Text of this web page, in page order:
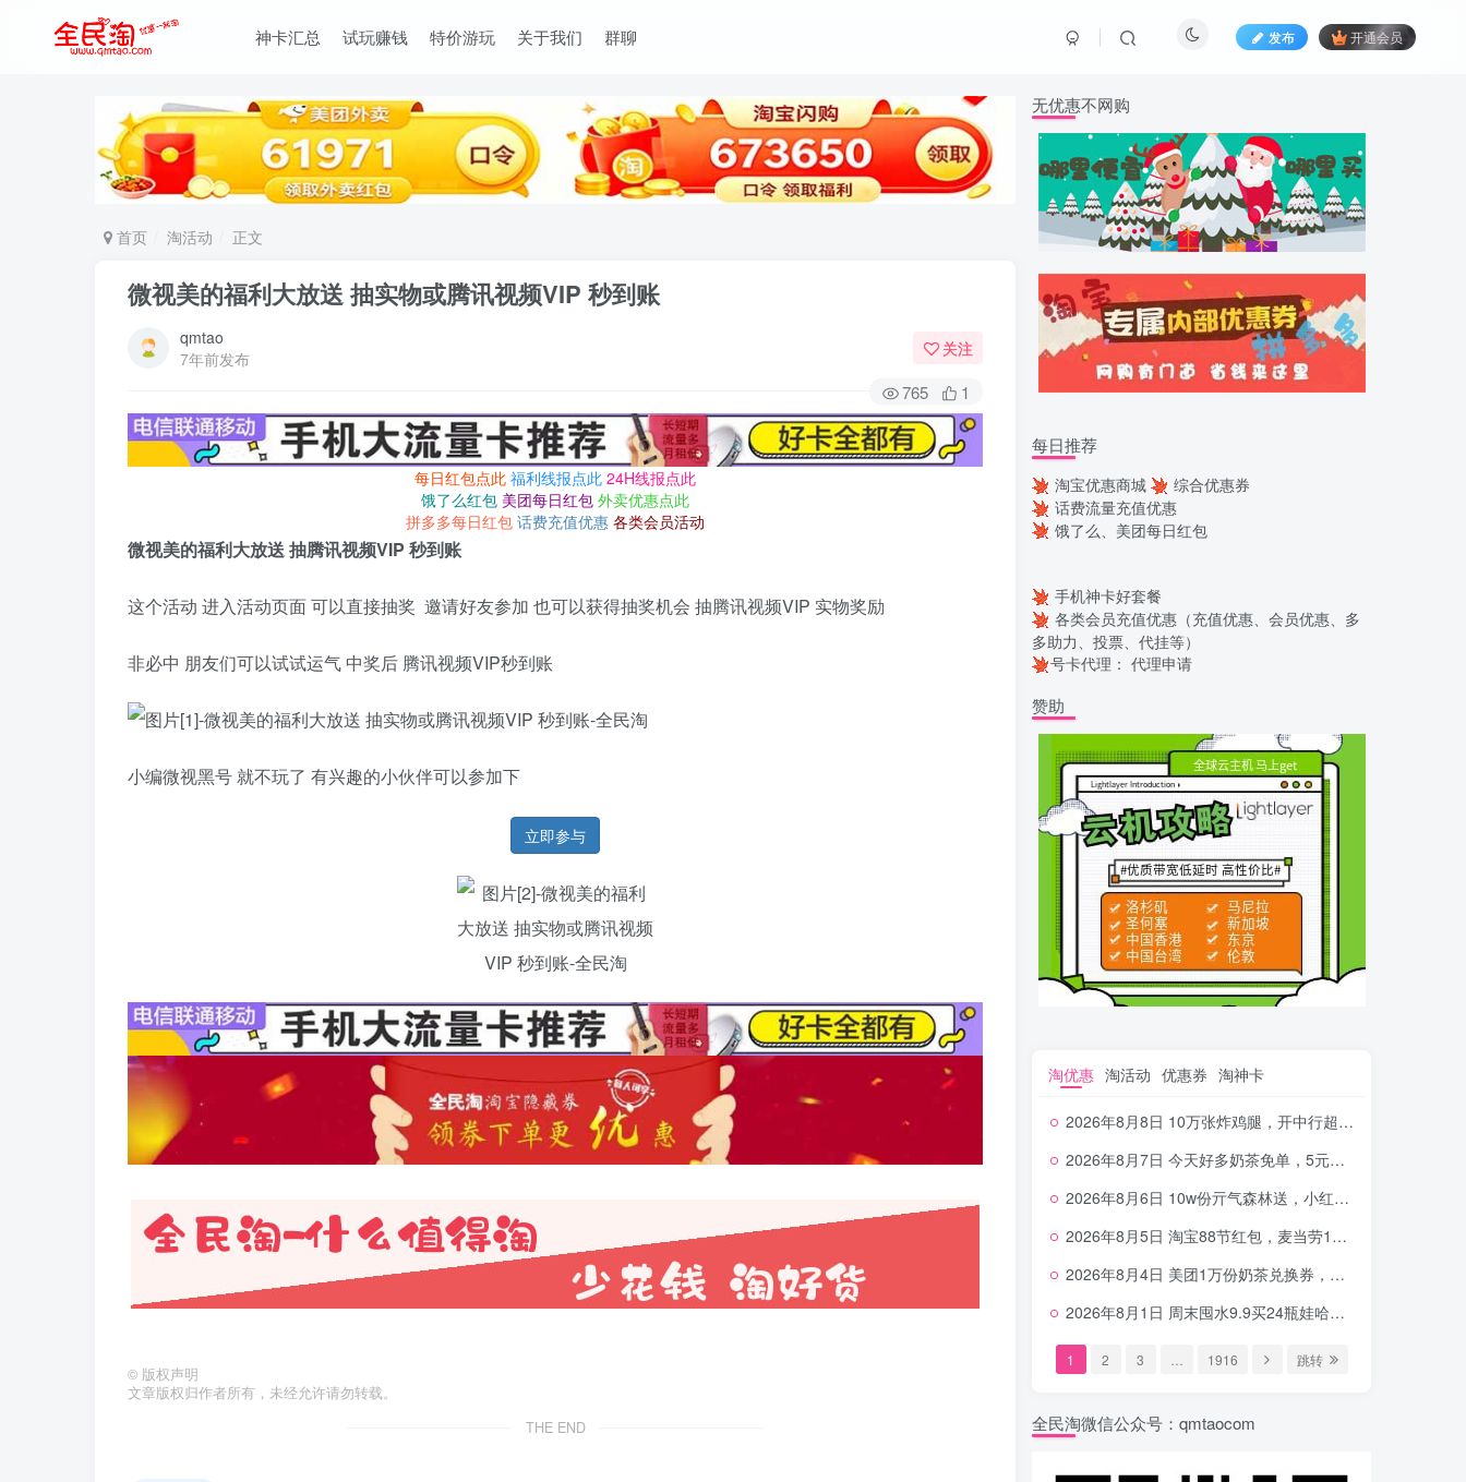
神卡汇总 试玩赚钱 特价游玩 关于我们 群聊 发布 开通会员
首页 淘活动 正文
微视美的福利大放送 抽实物或腾讯视频VIP 秒到账
qmtao
7年前发布
关注
765 1
每日红包点此 福利线报点此 24H线报点此
饿了么红包 美团每日红包 外卖优惠点此
拼多多每日红包 话费充值优惠 各类会员活动
微视美的福利大放送 抽腾讯视频VIP 秒到账
这个活动 进入活动页面 可以直接抽奖 邀请好友参加 也可以获得抽奖机会 抽腾讯视频VIP 实物奖励
非必中 朋友们可以试试运气 中奖后 腾讯视频VIP秒到账
小编微视黑号 就不玩了 有兴趣的小伙伴可以参加下
立即参与
© 版权声明
文章版权归作者所有，未经允许请勿转载。
THE END
无优惠不网购
每日推荐
淘宝优惠商城
综合优惠券
话费流量充值优惠
饿了么、美团每日红包
手机神卡好套餐
各类会员充值优惠（充值优惠、会员优惠、多
多助力、投票、代挂等）
号卡代理： 代理申请
赞助
淘优惠 淘活动 优惠券 淘神卡
2026年8月8日 10万张炸鸡腿，开中行超给利，美团奶茶0.01，加油券，千问1.8~18.8体验金等
2026年8月7日 今天好多奶茶免单，5元农行省钱卡，京东抢0.01沪上，邮储5.88元等
2026年8月6日 10w份亓气森林送，小红书12元无门槛，中行电费30-10，0元柠檬水+0撸汉堡等
2026年8月5日 淘宝88节红包，麦当劳150万份柠檬水，三万份瑞幸免单，霸王9万份0.01券等
2026年8月4日 美团1万份奶茶兑换券，农行5E卡，中行支付超给利，美团领18个冰激凌，小米每天领2-6元等等
2026年8月1日 周末囤水9.9买24瓶娃哈哈，建行100元京东券，移动5元话费，麦当劳甜筒，交行立减金等
1 2 3 1916 跳转
全民淘微信公众号：qmtaocom